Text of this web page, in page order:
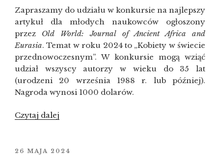
Zapraszamy do udziału w konkursie na najlepszy
artykuł dla młodych naukowców ogłoszony
przez Old World: Journal of Ancient Africa and
Eurasia. Temat w roku 2024 to „Kobiety w świecie
przednowoczesnym”. W konkursie mogą wziąć
udział wszyscy autorzy w wieku do 35 lat
(urodzeni 20 września 1988 r. lub później).
Nagroda wynosi 1000 dolarów.
Czytaj dalej
2024
OPUBLIKOWANE
26 MAJA 2024